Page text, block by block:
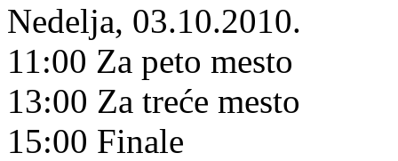
Nedelja, 03.10.2010.
11:00 Za peto mesto
13:00 Za treće mesto
15:00 Finale